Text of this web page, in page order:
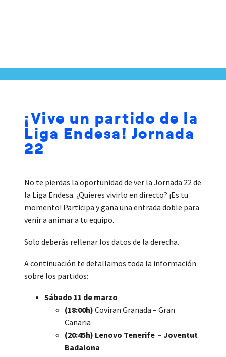
¡Vive un partido de la
Liga Endesa! Jornada
22
No te pierdas la oportunidad de ver la Jornada 22 de
la Liga Endesa. ¿Quieres vivirlo en directo? ¡Es tu
momento! Participa y gana una entrada doble para
venir a animar a tu equipo.
Solo deberás rellenar los datos de la derecha.
A continuación te detallamos toda la información
sobre los partidos:
Sábado 11 de marzo
(18:00h) Coviran Granada – Gran
Canaria
(20:45h) Lenovo Tenerife – Joventut
Badalona